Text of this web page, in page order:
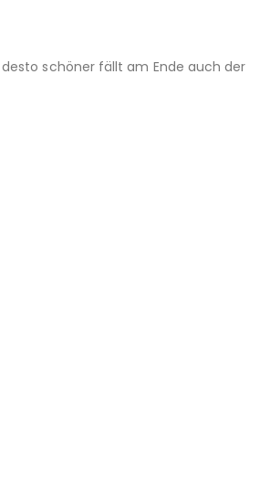
schöner fällt am Ende auch der